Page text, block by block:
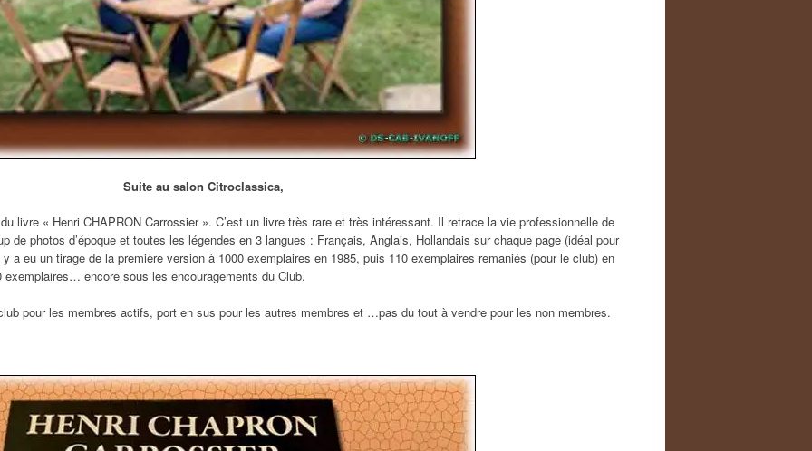
Suite au salon Citroclassica,
livre « Henri CHAPRON Carrossier ». C’est un livre très rare et très intéressant. Il retrace la vie professionnelle de
de photos d’époque et toutes les légendes en 3 langues : Français, Anglais, Hollandais sur chaque page (idéal pour
a eu un tirage de la première version à 1000 exemplaires en 1985, puis 110 exemplaires remaniés (pour le club) en
encore sous les encouragements du Club.
pour les membres actifs, port en sus pour les autres membres et …pas du tout à vendre pour les non membres.